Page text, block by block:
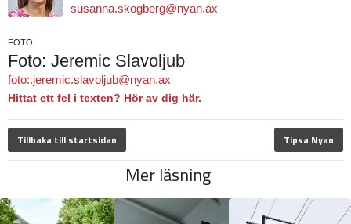
susanna.skogberg@nyan.ax
FOTO:
Foto: Jeremic Slavoljub
foto:.jeremic.slavoljub@nyan.ax
Hittat ett fel i texten? Hör av dig här.
Tillbaka till startsidan Tipsa Nyan
Mer läsning